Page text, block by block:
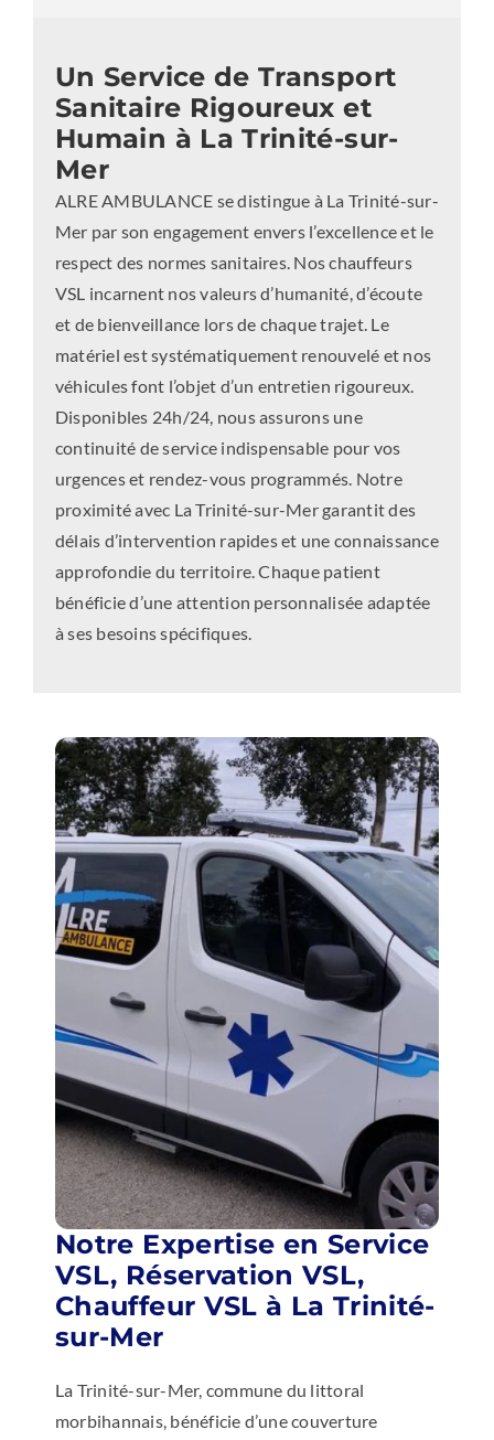
Un Service de Transport
Sanitaire Rigoureux et
Humain à La Trinité-sur-
Mer
ALRE AMBULANCE se distingue à La Trinité-sur-
Mer par son engagement envers l’excellence et le
respect des normes sanitaires. Nos chauffeurs
VSL incarnent nos valeurs d’humanité, d’écoute
et de bienveillance lors de chaque trajet. Le
matériel est systématiquement renouvelé et nos
véhicules font l’objet d’un entretien rigoureux.
Disponibles 24h/24, nous assurons une
continuité de service indispensable pour vos
urgences et rendez-vous programmés. Notre
proximité avec La Trinité-sur-Mer garantit des
délais d’intervention rapides et une connaissance
approfondie du territoire. Chaque patient
bénéficie d’une attention personnalisée adaptée
à ses besoins spécifiques.
Notre Expertise en Service
VSL, Réservation VSL,
Chauffeur VSL à La Trinité-
sur-Mer
La Trinité-sur-Mer, commune du littoral
morbihannais, bénéficie d’une couverture